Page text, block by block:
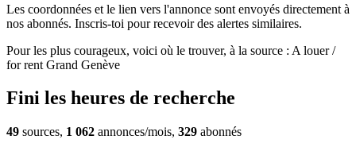
Les coordonnées et le lien vers l'annonce sont envoyés directement à
nos abonnés. Inscris-toi pour recevoir des alertes similaires.
Pour les plus courageux, voici où le trouver, à la source : A louer /
for rent Grand Genève
Fini les heures de recherche
49 sources, 1 062 annonces/mois, 329 abonnés